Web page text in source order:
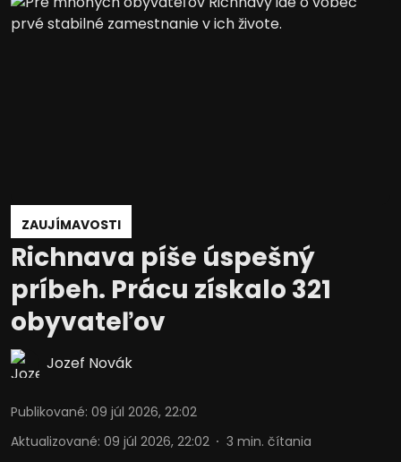
ZAUJÍMAVOSTI
Richnava píše úspešný
príbeh. Prácu získalo 321
obyvateľov
Jozef Novák
Publikované: 09 júl 2026, 22:02
Aktualizované: 09 júl 2026, 22:02 3 min. čítania